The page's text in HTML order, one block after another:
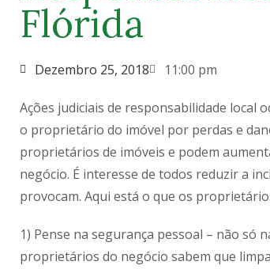
Flórida
Dezembro 25, 2018 11:00 pm
Ações judiciais de responsabilidade local
o proprietário do imóvel por perdas e
proprietários de imóveis e podem
negócio. É interesse de todos reduzir a
provocam. Aqui está o que os
1) Pense na segurança pessoal – não só
proprietários do negócio sabem que